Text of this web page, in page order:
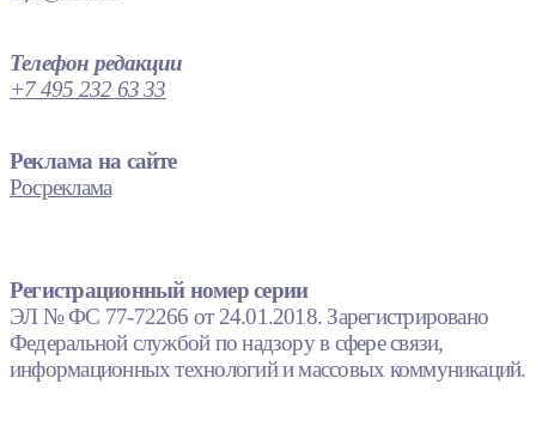
Телефон редакции
+7 495 232 63 33
Реклама на сайте
Росреклама
Регистрационный номер серии
ЭЛ № ФС 77-72266 от 24.01.2018. Зарегистрировано
Федеральной службой по надзору в сфере связи,
информационных технологий и массовых коммуникаций.